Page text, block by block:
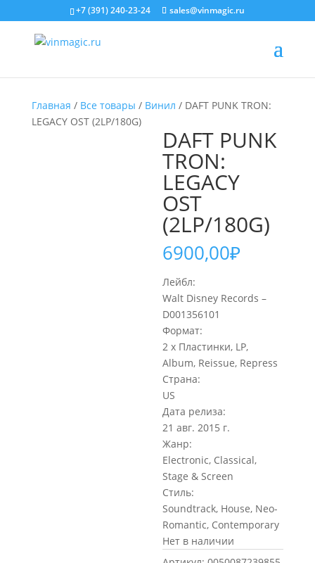
+7 (391) 240-23-24 sales@vinmagic.ru
Главная / Все товары / Винил / DAFT PUNK TRON:
LEGACY OST (2LP/180G)
DAFT PUNK
TRON:
LEGACY
OST
(2LP/180G)
6900,00₽
Лейбл:
Walt Disney Records –
D001356101
Формат:
2 x Пластинки, LP,
Album, Reissue, Repress
Страна:
US
Дата релиза:
21 авг. 2015 г.
Жанр:
Electronic, Classical,
Stage & Screen
Стиль:
Soundtrack, House, Neo-
Romantic, Contemporary
Нет в наличии